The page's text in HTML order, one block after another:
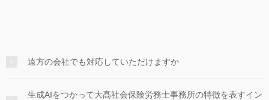
遠方の会社でも対応していただけますか
生成AIをつかって大髙社会保険労務士事務所の特徴を表すイン